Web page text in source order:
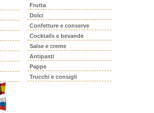
Frutta
Dolci
Confetture e conserve
Cocktails e bevande
Salse e creme
Antipasti
Pappe
Trucchi e consigli